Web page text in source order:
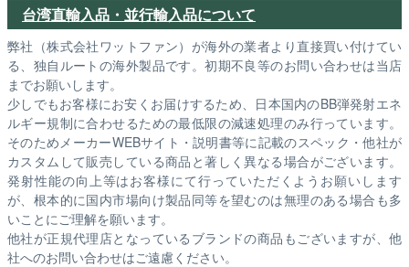
台湾直輸入品・並行輸入品について
弊社（株式会社ワットファン）が海外の業者より直接買い付けてい
る、独自ルートの海外製品です。初期不良等のお問い合わせは当店
までお願いします。
少しでもお客様にお安くお届けするため、日本国内のBB弾発射エネ
ルギー規制に合わせるための最低限の減速処理のみ行っています。
そのためメーカーWEBサイト・説明書等に記載のスペック・他社が
カスタムして販売している商品と著しく異なる場合がございます。
発射性能の向上等はお客様にて行っていただくようお願いします
が、根本的に国内市場向け製品同等を望むのは無理のある場合も多
いことにご理解を願います。
他社が正規代理店となっているブランドの商品もございますが、他
社へのお問い合わせはご遠慮ください。